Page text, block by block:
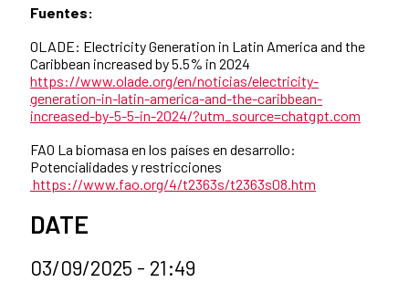
Fuentes:
OLADE: Electricity Generation in Latin America and the
Caribbean increased by 5.5% in 2024
https://www.olade.org/en/noticias/electricity-
generation-in-latin-america-and-the-caribbean-
increased-by-5-5-in-2024/?utm_source=chatgpt.com
FAO La biomasa en los países en desarrollo:
Potencialidades y restricciones
https://www.fao.org/4/t2363s/t2363s08.htm
DATE
03/09/2025 - 21:49